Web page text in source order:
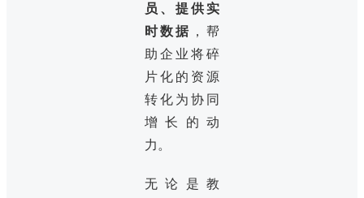
员、提供实
时数据 ，帮
助企业将碎
片化的资源
转化为协同
增长的动
力。
无论是教